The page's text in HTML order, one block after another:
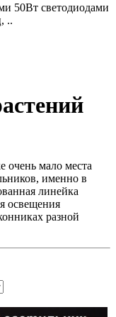
50Вт светодиодами
..
очень мало места
именно в
линейка
освещения
разной